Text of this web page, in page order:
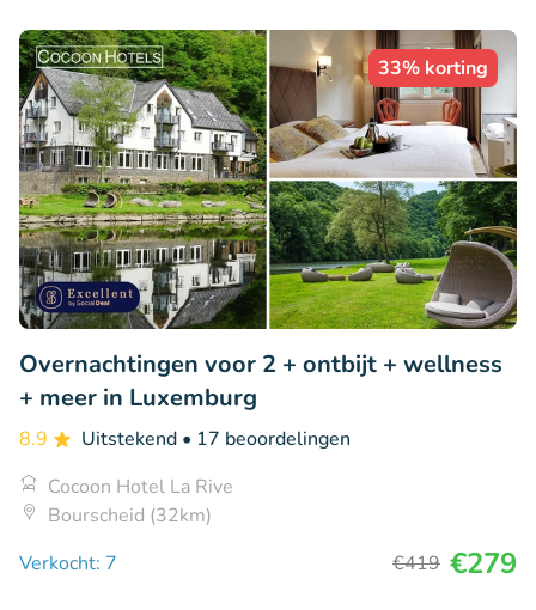
33% korting
Overnachtingen voor 2 + ontbijt + wellness
+ meer in Luxemburg
8.9 Uitstekend • 17 beoordelingen
Cocoon Hotel La Rive
Bourscheid (32km)
Verkocht: 7
€419 €279